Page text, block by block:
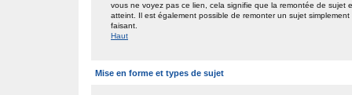
vous ne voyez pas ce lien, cela signifie que la remontée de sujet
atteint. Il est également possible de remonter un sujet
faisant.
Haut
Mise en forme et types de sujet